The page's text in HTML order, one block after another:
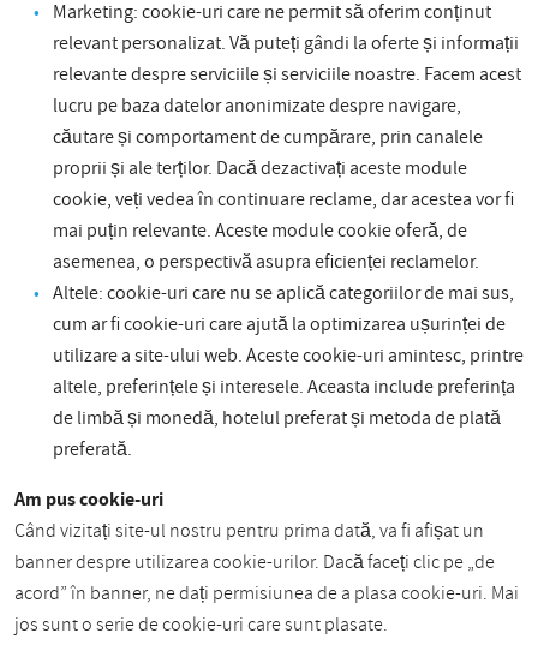
Marketing: cookie-uri care ne permit să oferim conținut
relevant personalizat. Vă puteți gândi la oferte și informații
relevante despre serviciile și serviciile noastre. Facem acest
lucru pe baza datelor anonimizate despre navigare,
căutare și comportament de cumpărare, prin canalele
proprii și ale terților. Dacă dezactivați aceste module
cookie, veți vedea în continuare reclame, dar acestea vor fi
mai puțin relevante. Aceste module cookie oferă, de
asemenea, o perspectivă asupra eficienței reclamelor.
Altele: cookie-uri care nu se aplică categoriilor de mai sus,
cum ar fi cookie-uri care ajută la optimizarea ușurinței de
utilizare a site-ului web. Aceste cookie-uri amintesc, printre
altele, preferințele și interesele. Aceasta include preferința
de limbă și monedă, hotelul preferat și metoda de plată
preferată.
Am pus cookie-uri
Când vizitați site-ul nostru pentru prima dată, va fi afișat un
banner despre utilizarea cookie-urilor. Dacă faceți clic pe „de
acord” în banner, ne dați permisiunea de a plasa cookie-uri. Mai
jos sunt o serie de cookie-uri care sunt plasate.